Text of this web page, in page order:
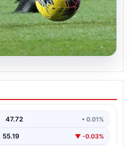
var? 08 Ağustos
maç programı,
47.72 • 0.01%
55.19 ▼ -0.03%